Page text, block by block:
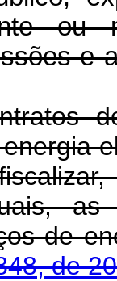
ou
e
de